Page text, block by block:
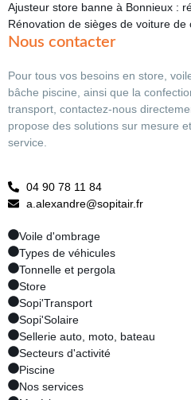
Ajusteur store banne à Bonnieux :
Rénovation de sièges de voiture de
Nous contacter
Pour tous vos besoins en store,
bâche piscine, ainsi que la
transport, contactez-nous
propose des solutions sur mesure
service.
04 90 78 11 84
a.alexandre@sopitair.fr
Voile d'ombrage
Types de véhicules
Tonnelle et pergola
Store
Sopi'Transport
Sopi'Solaire
Sellerie auto, moto, bateau
Secteurs d'activité
Piscine
Nos services